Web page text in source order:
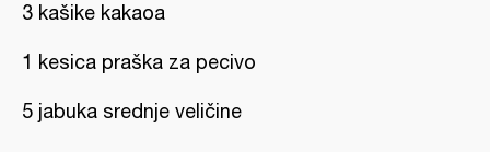
3 kašike kakaoa
1 kesica praška za pecivo
5 jabuka srednje veličine